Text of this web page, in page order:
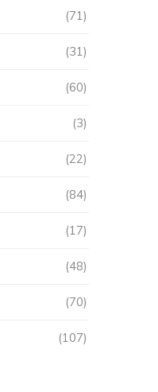
(71)
(31)
(60)
(3)
(22)
(84)
(17)
(48)
(70)
(107)